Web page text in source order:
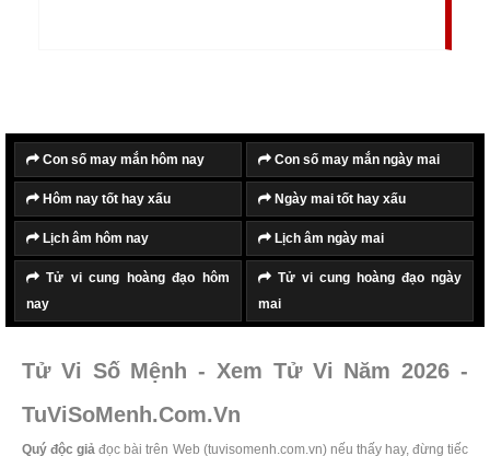
Con số may mắn hôm nay Con số may mắn ngày mai
Hôm nay tốt hay xấu Ngày mai tốt hay xấu
Lịch âm hôm nay Lịch âm ngày mai
Tử vi cung hoàng đạo hôm
nay
Tử vi cung hoàng đạo ngày
mai
Tử Vi Số Mệnh - Xem Tử Vi Năm 2026 -
TuViSoMenh.Com.Vn
Quý độc giả đọc bài trên Web (tuvisomenh.com.vn) nếu thấy hay, đừng tiếc